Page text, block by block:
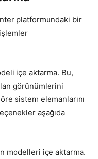
platformundaki bir
içe aktarma. Bu,
görünümlerini
sistem elemanlarını
aşağıda
modelleri içe aktarma.